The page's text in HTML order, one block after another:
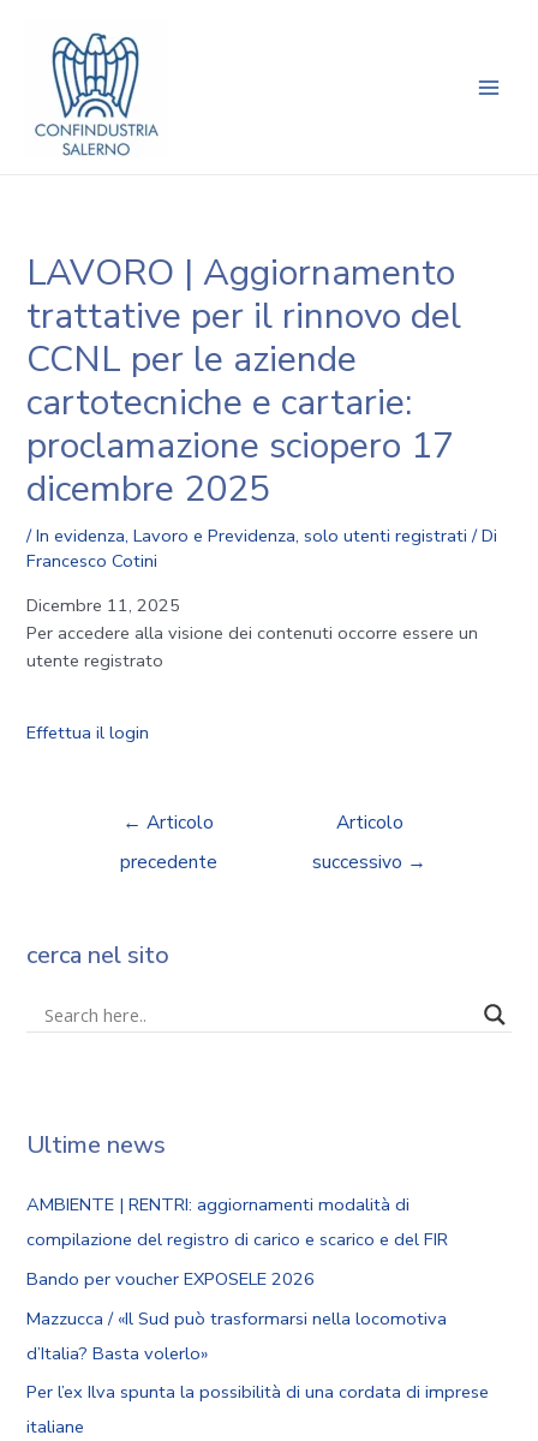
contenuto
LAVORO | Aggiornamento
trattative per il rinnovo del
CCNL per le aziende
cartotecniche e cartarie:
proclamazione sciopero 17
dicembre 2025
/In evidenza,Lavoro e Previdenza,solo utenti registrati / Di
Francesco Cotini
Dicembre 11, 2025
Per accedere alla visione dei contenuti occorre essere un
utente registrato
Effettua il login
articoli
← Articolo
precedente
Articolo
successivo →
cerca nel sito
Ultime news
AMBIENTE | RENTRI: aggiornamenti modalità di
compilazione del registro di carico e scarico e del FIR
Bando per voucher EXPOSELE 2026
Mazzucca / «Il Sud può trasformarsi nella locomotiva
d’Italia? Basta volerlo»
Per l’ex Ilva spunta la possibilità di una cordata di imprese
italiane